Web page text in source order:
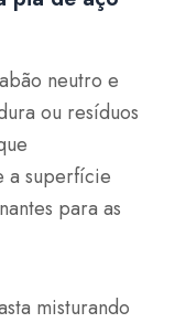
neutro e
ou resíduos
a superfície
para as
misturando